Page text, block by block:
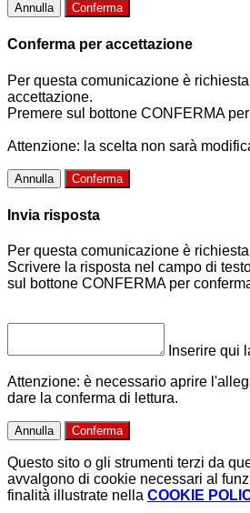
Annulla Conferma
Conferma per accettazione
Per questa comunicazione è
accettazione.
Premere sul bottone CONFERMA
Attenzione: la scelta non sarà
Annulla Conferma
Invia risposta
Per questa comunicazione è
Scrivere la risposta nel campo di
sul bottone CONFERMA per
Inserire qui
Attenzione: è necessario aprire
dare la conferma di lettura.
Annulla Conferma
Questo sito o gli strumenti terzi da
avvalgono di cookie necessari al
finalità illustrate nella COOKIE